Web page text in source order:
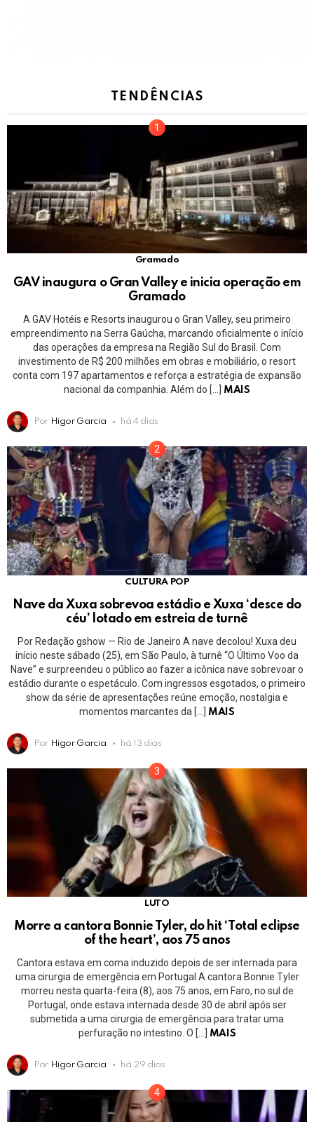
TENDÊNCIAS
Gramado
GAV inaugura o Gran Valley e inicia operação em
Gramado
A GAV Hotéis e Resorts inaugurou o Gran Valley, seu primeiro
empreendimento na Serra Gaúcha, marcando oficialmente o início
das operações da empresa na Região Sul do Brasil. Com
investimento de R$ 200 milhões em obras e mobiliário, o resort
conta com 197 apartamentos e reforça a estratégia de expansão
nacional da companhia. Além do […]
MAIS
Por Higor Garcia há 4 dias
CULTURA POP
Nave da Xuxa sobrevoa estádio e Xuxa ‘desce do
céu’ lotado em estreia de turnê
Por Redação gshow — Rio de Janeiro A nave decolou! Xuxa deu
início neste sábado (25), em São Paulo, à turnê “O Último Voo da
Nave” e surpreendeu o público ao fazer a icônica nave sobrevoar o
estádio durante o espetáculo. Com ingressos esgotados, o primeiro
show da série de apresentações reúne emoção, nostalgia e
momentos marcantes da […]
MAIS
Por Higor Garcia há 13 dias
LUTO
Morre a cantora Bonnie Tyler, do hit ‘Total eclipse
of the heart’, aos 75 anos
Cantora estava em coma induzido depois de ser internada para
uma cirurgia de emergência em Portugal A cantora Bonnie Tyler
morreu nesta quarta-feira (8), aos 75 anos, em Faro, no sul de
Portugal, onde estava internada desde 30 de abril após ser
submetida a uma cirurgia de emergência para tratar uma
perfuração no intestino. O […]
MAIS
Por Higor Garcia há 29 dias